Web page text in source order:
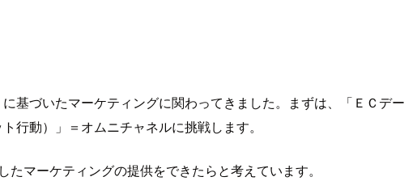
基づいたマーケティングに関わってきました。まずは、「ＥＣデー
行動）」＝オムニチャネルに挑戦します。
マーケティングの提供をできたらと考えています。